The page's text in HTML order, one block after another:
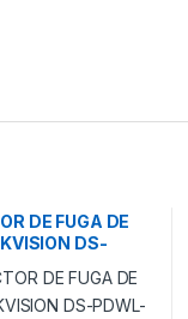
DE FUGA DE
DS-
314300114